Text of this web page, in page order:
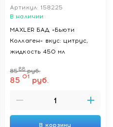
Артикул: 158225
В наличии
MAXLER БАД «Бьюти
Коллаген» вкус: цитрус,
жидкость 450 мл
8588 руб.
85 01 руб.
В корзину